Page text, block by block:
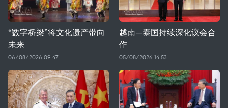
“数字桥梁”将文化遗产带向
未来
06/08/2026 09:47
越南—泰国持续深化议会合
作
05/08/2026 14:53